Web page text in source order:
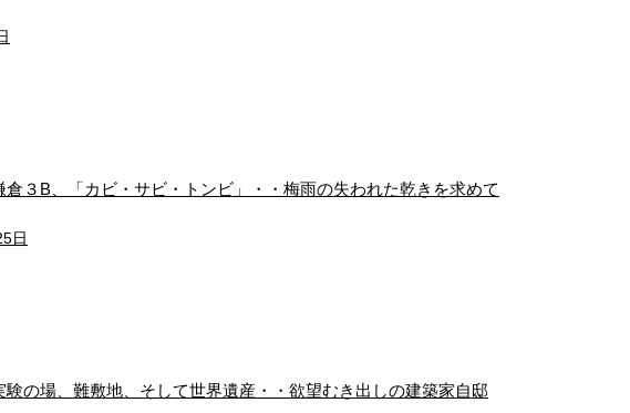
倉３B、「カビ・サビ・トンビ」・・梅雨の失われた乾きを求めて
日
験の場、難敷地、そして世界遺産・・欲望むき出しの建築家自邸